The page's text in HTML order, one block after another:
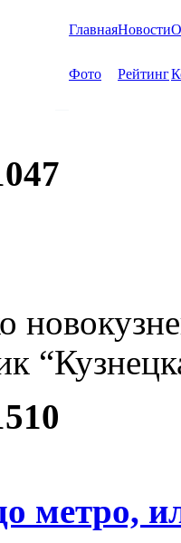
ГлавнаяНовости
Фото Рейтинг
метро,